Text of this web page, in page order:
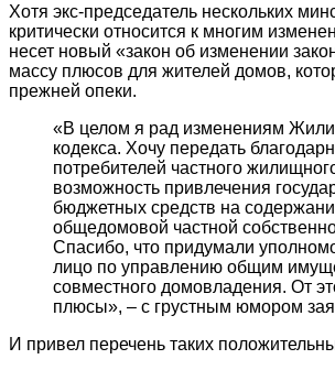
Хотя экс-председатель нескольких
критически относится к многим
несет новый «закон об изменении
массу плюсов для жителей домов,
прежней опеки.
«В целом я рад изменениям
кодекса. Хочу передать
потребителей частного
возможность привлечения
бюджетных средств на
общедомовой частной
Спасибо, что придумали
лицо по управлению общим
совместного домовладения. От
плюсы», – с грустным юмором
И привел перечень таких